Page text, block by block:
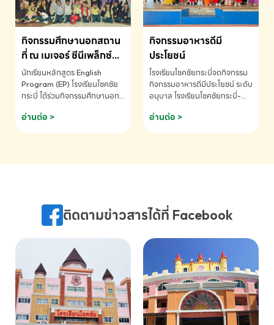
COMPETITION 2026 - ถ้วย
รางวัลรองชนะเลิศอันดับที่ 2
Mental Arithmetic
Competition K2 - ถ้วยรางวัล
รองชนะเลิศอันดับที่ 2 Mental
K2(Grop) โรงเรียนโชคชัยกระบี่-
สอบถามข้อมูลเพิ่มเติม โทร.
075-691910
กิจกรรมศึกษานอกสถาน
ที่ ณ เมเจอร์ ซีนีเพล็กซ์
ระดับประถมศึกษา (EP.1-
6)
นักเรียนหลักสูตร English
Program (EP) โรงเรียนโชคชัย
กระบี่ ได้ร่วมกิจกรรมศึกษานอก
ชมภาพยนตร์ Toy Story 5
(Soundtrack)เพื่อเสริมทักษะ
ภาษา ผ่านประสบการณ์การเรียนรู้
075-691910
อ่านต่อ >
กิจกรรมอาหารดีมี
ประโยชน์
โรงเรียนโชคชัยกระบี่จดกิจกรรม
กิจกรรมอาหารดีมีประโยชน์ ระดับ
อนุบาล โรงเรียนโชคชัยกระบี่-
075-691910
อ่านต่อ >
ติดตามข่าวสารได้ที่ Facebook